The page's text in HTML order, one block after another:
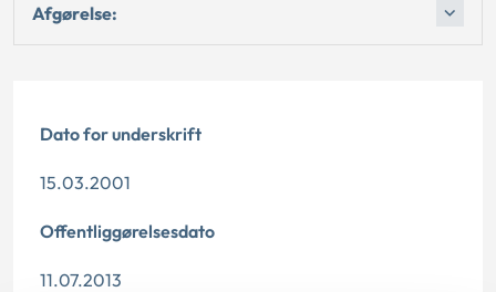
Afgørelse:
Dato for underskrift
15.03.2001
Offentliggørelsesdato
11.07.2013